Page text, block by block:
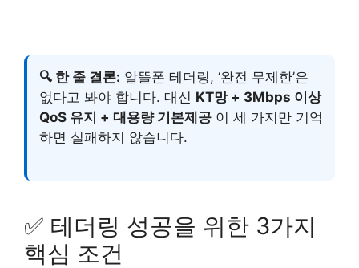
🔍 한 줄 결론: 알뜰폰 테더링, ‘완전 무제한’은
없다고 봐야 합니다. 대신 KT망 + 3Mbps 이상
QoS 유지 + 대용량 기본제공 이 세 가지만 기억
하면 실패하지 않습니다.
✅ 테더링 성공을 위한 3가지
핵심 조건